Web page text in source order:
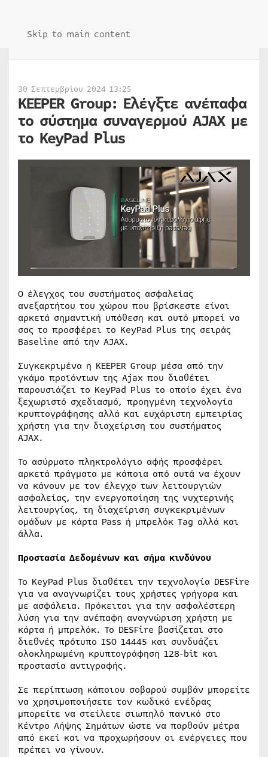
Skip to main content
30 Σεπτεμβρίου 2024 13:25
KEEPER Group: Ελέγξτε ανέπαφα
το σύστημα συναγερμού AJAX με
το KeyPad Plus
Ο έλεγχος του συστήματος ασφαλείας
ανεξαρτήτου του χώρου που βρίσκεστε είναι
αρκετά σημαντική υπόθεση και αυτό μπορεί να
σας το προσφέρει το KeyPad Plus της σειράς
Baseline από την AJAX.
Συγκεκριμένα η KEEPER Group μέσα από την
γκάμα προϊόντων της Ajax που διαθέτει
παρουσιάζει το KeyPad Plus το οποίο έχει ένα
ξεχωριστό σχεδιασμό, προηγμένη τεχνολογία
κρυπτογράφησης αλλά και ευχάριστη εμπειρίας
χρήστη για την διαχείριση του συστήματος
AJAX.
Το ασύρματο πληκτρολόγιο αφής προσφέρει
αρκετά πράγματα με κάποια από αυτά να έχουν
να κάνουν με τον έλεγχο των λειτουργιών
ασφαλείας, την ενεργοποίηση της νυχτερινής
λειτουργίας, τη διαχείριση συγκεκριμένων
ομάδων με κάρτα Pass ή μπρελόκ Tag αλλά και
άλλα.
Προστασία Δεδομένων και σήμα κινδύνου
Το KeyPad Plus διαθέτει την τεχνολογία DESFire
για να αναγνωρίζει τους χρήστες γρήγορα και
με ασφάλεια. Πρόκειται για την ασφαλέστερη
λύση για την ανέπαφη αναγνώριση χρήστη με
κάρτα ή μπρελόκ. Το DESFire βασίζεται στο
διεθνές πρότυπο ISO 14445 και συνδυάζει
ολοκληρωμένη κρυπτογράφηση 128-bit και
προστασία αντιγραφής.
Σε περίπτωση κάποιου σοβαρού συμβάν μπορείτε
να χρησιμοποιήσετε τον κωδικό ενέδρας
μπορείτε να στείλετε σιωπηλό πανικό στο
Κέντρο Λήψης Σημάτων ώστε να παρθούν μέτρα
από εκεί και να προχωρήσουν οι ενέργειες που
πρέπει να γίνουν.